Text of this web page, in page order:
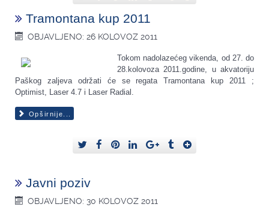
Tramontana kup 2011
OBJAVLJENO: 26 KOLOVOZ 2011
Tokom nadolazećeg vikenda, od 27. do
28.kolovoza 2011.godine, u akvatoriju
Paškog zaljeva održati će se regata Tramontana kup 2011 ;
Optimist, Laser 4.7 i Laser Radial.
Opširnije...
Javni poziv
OBJAVLJENO: 30 KOLOVOZ 2011